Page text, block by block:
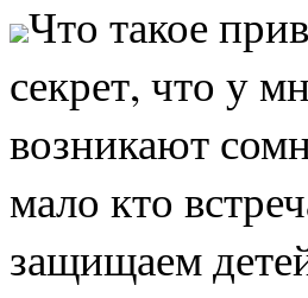
Что такое
секрет, что у
возникают
мало кто
защищаем